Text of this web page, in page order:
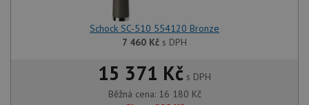
Schock SC-510 554120 Bronze
7 460 Kč s DPH
15 371 Kč s DPH
Běžná cena: 16 180 Kč